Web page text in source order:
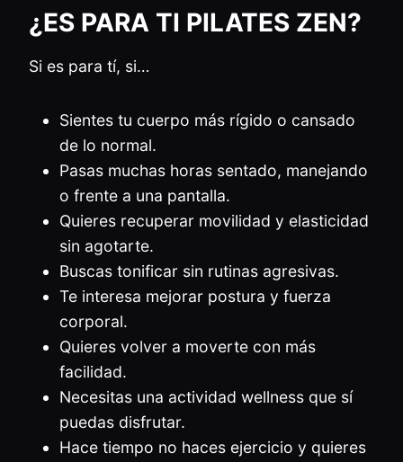
¿ES PARA TI PILATES ZEN?
Si es para tí, si…
Sientes tu cuerpo más rígido o cansado
de lo normal.
Pasas muchas horas sentado, manejando
o frente a una pantalla.
Quieres recuperar movilidad y elasticidad
sin agotarte.
Buscas tonificar sin rutinas agresivas.
Te interesa mejorar postura y fuerza
corporal.
Quieres volver a moverte con más
facilidad.
Necesitas una actividad wellness que sí
puedas disfrutar.
Hace tiempo no haces ejercicio y quieres